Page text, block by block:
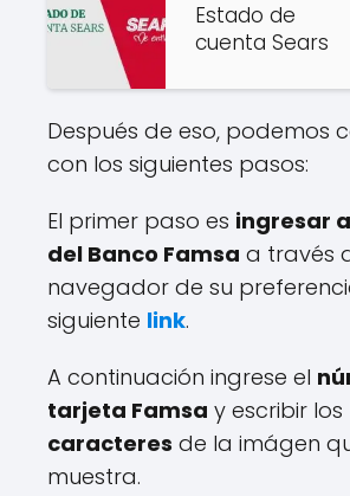
Estado de
cuenta Sears
Después de eso, podemos
con los siguientes pasos:
El primer paso es ingresar
del Banco Famsa a través
navegador de su
siguiente link.
A continuación ingrese el
tarjeta Famsa y escribir los
caracteres de la imágen
muestra.